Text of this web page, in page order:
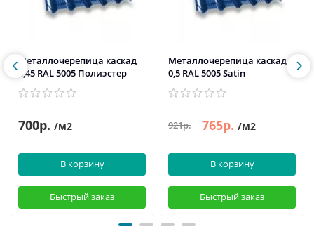
Металлочерепица каскад
0,45 RAL 5005 Полиэстер
700р. /м2
В корзину
Быстрый заказ
Металлочерепица каскад
0,5 RAL 5005 Satin
921р. 765р. /м2
В корзину
Быстрый заказ